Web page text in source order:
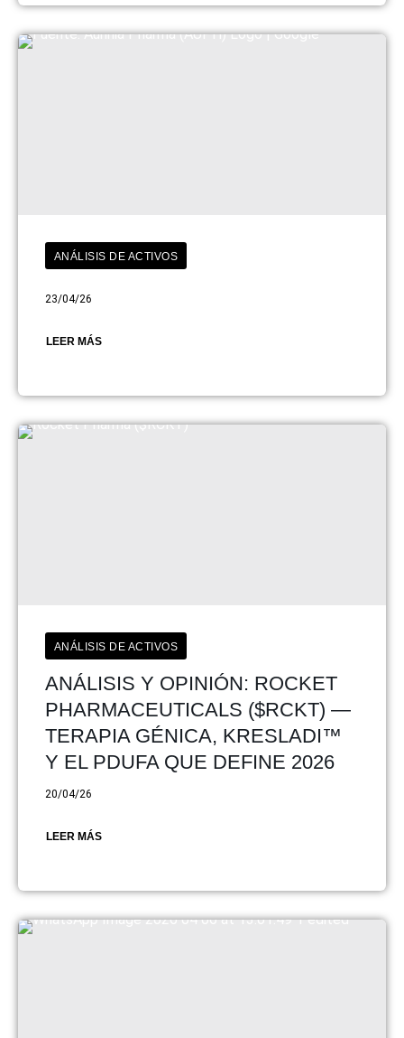
ANÁLISIS DE ACTIVOS
23/04/26
LEER MÁS
ANÁLISIS DE ACTIVOS
ANÁLISIS Y OPINIÓN: ROCKET
PHARMACEUTICALS ($RCKT) —
TERAPIA GÉNICA, KRESLADI™
Y EL PDUFA QUE DEFINE 2026
20/04/26
LEER MÁS